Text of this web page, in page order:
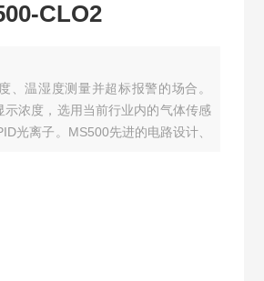
CLO2
、温湿度测量并超标报警的场合。
浓度，选用当前行业内的气体传感
光离子。MS500先进的电路设计、